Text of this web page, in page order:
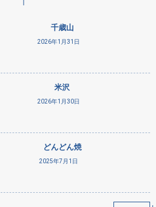
千歳山
2026年1月31日
米沢
2026年1月30日
どんどん焼
2025年7月1日